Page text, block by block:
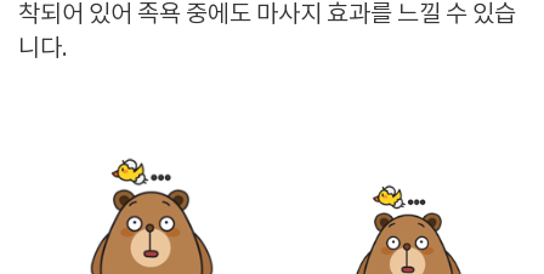
착되어 있어 족욕 중에도 마사지 효과를 느낄 수 있습
니다.